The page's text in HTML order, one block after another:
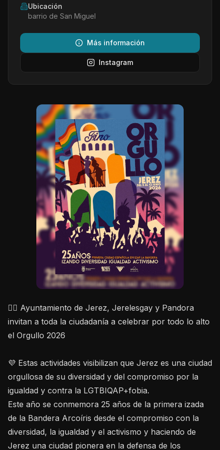
Ubicación
barrio de San Miguel
Más información
Instagram
🏳️‍🌈 Ayuntamiento de Jerez, Jerelesgay y Pandora
invitan a toda la ciudadanía a celebrar por todo lo alto
el Orgullo 2026
💜 Estas actividades visibilizan que Jerez es una ciudad
orgullosa de su diversidad y del compromiso por la
igualdad y contra la LGTBIQAP+fobia.
Este año se conmemora 25 años de la primera izada
de la Bandera Arcoíris desde el compromiso con la
diversidad, la igualdad y el activismo y haciendo de
Jerez una ciudad pionera en la defensa de los